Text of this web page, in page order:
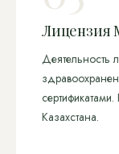
Лицензия
Деятельность
Казахстана.